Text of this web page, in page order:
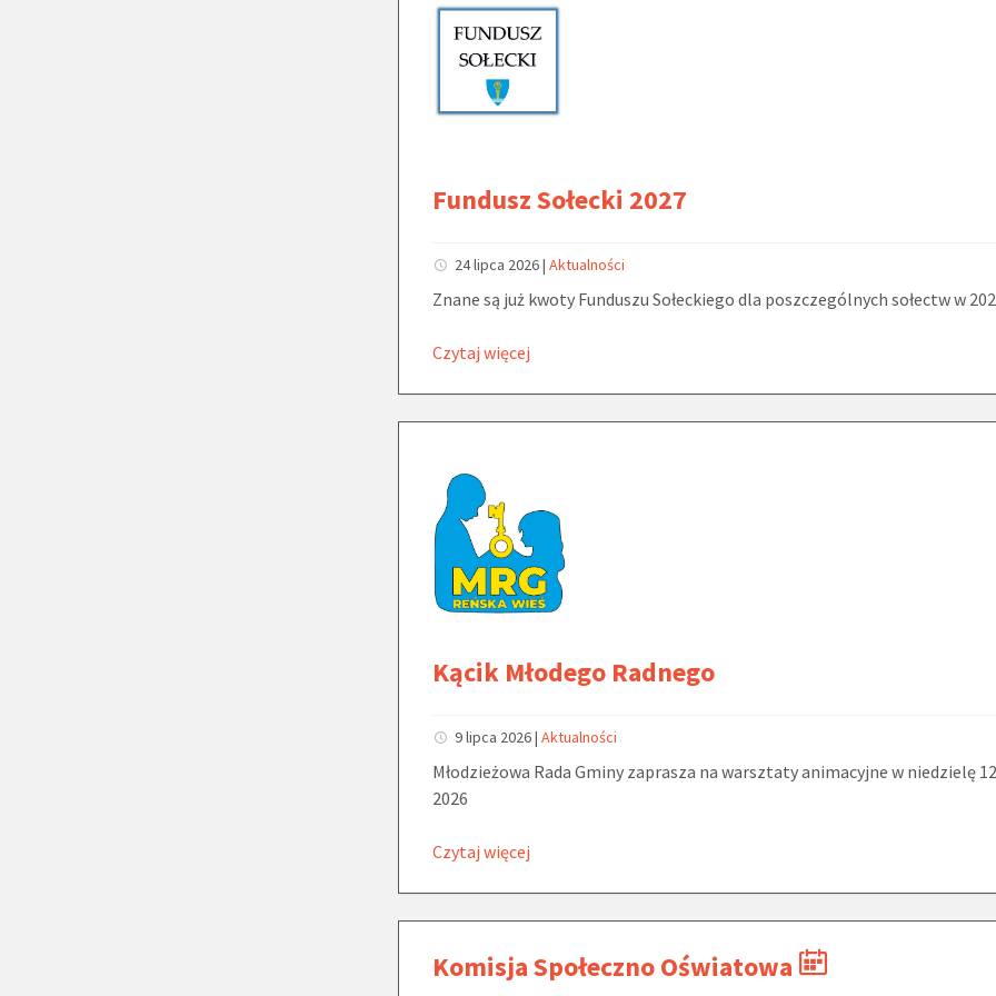
Fundusz Sołecki 2027
24 lipca 2026|Aktualności
Znane są już kwoty Funduszu Sołeckiego dla poszczególnych sołectw w
Czytaj więcej
Kącik Młodego Radnego
9 lipca 2026|Aktualności
Młodzieżowa Rada Gminy zaprasza na warsztaty animacyjne w niedzielę
2026
Czytaj więcej
Komisja Społeczno Oświatowa